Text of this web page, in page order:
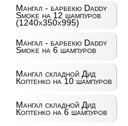
Мангал - барбекю Daddy
Smoke на 12 шампуров
(1240х350х995)
Мангал - барбекю Daddy
Smoke на 6 шампуров
Мангал складной Дид
Коптенко на 10 шампуров
Мангал складной Дид
Коптенко на 6 шампуров